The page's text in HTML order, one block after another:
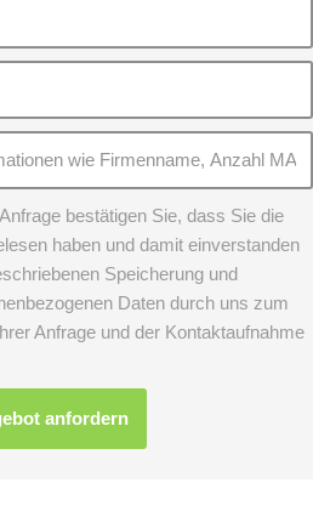
bestätigen Sie, dass Sie die
haben und damit einverstanden
Speicherung und
Daten durch uns zum
Anfrage und der Kontaktaufnahme